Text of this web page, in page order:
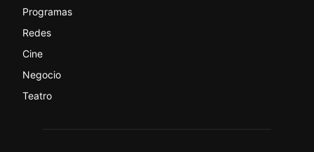
Programas
Redes
Cine
Negocio
Teatro